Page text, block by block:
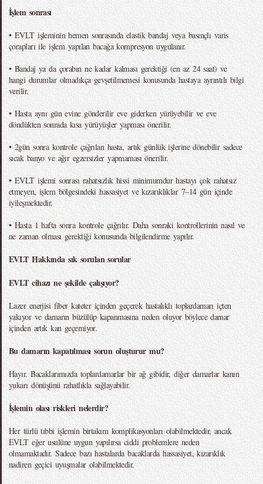
İşlem sonrası
• EVLT işleminin hemen sonrasında elastik bandaj veya basınçlı varis
çorapları ile işlem yapılan bacağa kompresyon uygulanır.
• Bandaj ya da çorabın ne kadar kalması gerektiği (en az 24 saat) ve
hangi durumlar olmadıkça gevşetilmemesi konusunda hastaya ayrıntılı bilgi
verilir.
• Hasta aynı gün evine gönderilir eve giderken yürüyebilir ve eve
döndükten sonrada kısa yürüyüşler yapması önerilir.
• 2gün sonra kontrole çağrılan hasta, artık günlük işlerine dönebilir sadece
sıcak banyo ve ağır egzersizler yapmaması önerilir.
• EVLT işlemi sonrası rahatsızlık hissi minimumdur hastayı çok rahatsız
etmeyen, işlem bölgesindeki hassasiyet ve kızarıklıklar 7–14 gün içinde
iyileşmektedir.
• Hasta 1 hafta sonra kontrole çağrılır. Daha sonraki kontrollerinin nasıl ve
ne zaman olması gerektiği konusunda bilgilendirme yapılır.
EVLT Hakkında sık sorulan sorular
EVLT cihazı ne şekilde çalışıyor?
Lazer enerjisi fiber kateter içinden geçerek hastalıklı toplardamarı içten
yakıyor ve damarın büzülüp kapanmasına neden oluyor böylece damar
içinden artık kan geçemiyor.
Bu damarın kapatılması sorun oluşturur mu?
Hayır. Bacaklarımızda toplardamarlar bir ağ gibidir, diğer damarlar kanın
yukarı dönüşünü rahatlıkla sağlayabilir.
İşlemin olası riskleri nelerdir?
Her türlü tıbbi işlemin birtakım komplikasyonları olabilmektedir, ancak
EVLT eğer usulüne uygun yapılırsa ciddi problemlere neden
olmamaktadır. Sadece bazı hastalarda bacaklarda hassasiyet, kızarıklık
nadiren geçici uyuşmalar olabilmektedir.